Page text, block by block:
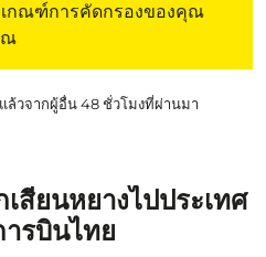
กณฑ์การคัดกรองของคุณ
ณ
วจากผู้อื่น 48 ชั่วโมงที่ผ่านมา
สียนหยางไปประเทศ
ารบินไทย